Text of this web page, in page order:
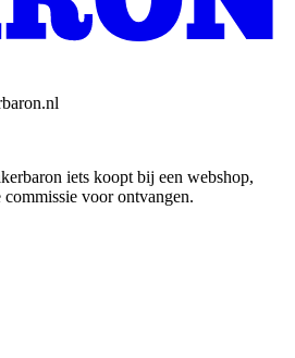
iets koopt bij een webshop,
voor ontvangen.